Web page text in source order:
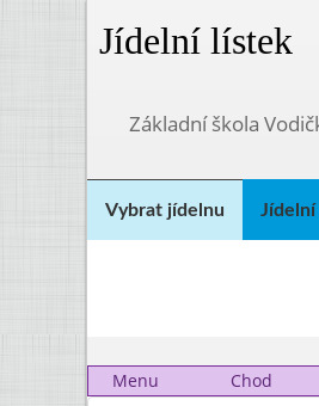
Jídelní lístek
Základní škola
Vybrat jídelnu
Menu
Chod